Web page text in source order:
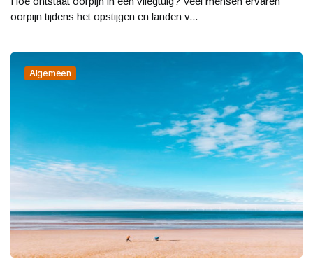
oorpijn tijdens het opstijgen en landen v...
Algemeen